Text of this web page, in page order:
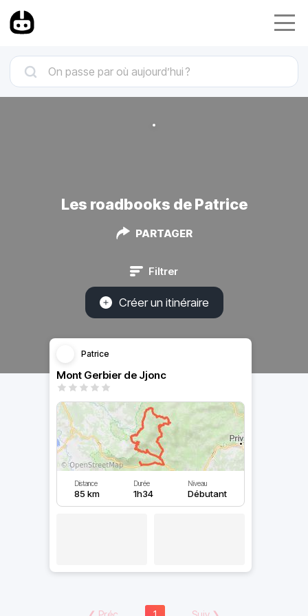
Les roadbooks de Patrice
PARTAGER
Filtrer
Créer un itinéraire
Patrice
Mont Gerbier de Jjonc
Distance
85 km
Durée
1h34
Niveau
Débutant